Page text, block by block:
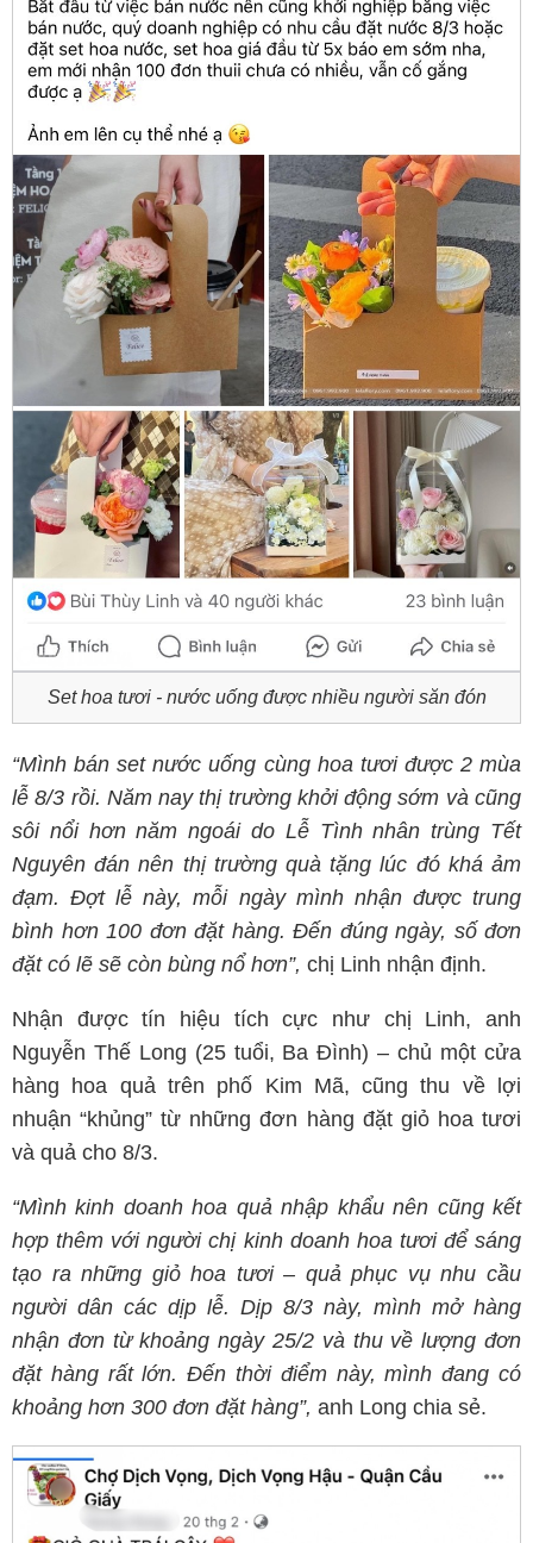
Set hoa tươi - nước uống được nhiều người săn đón
“Mình bán set nước uống cùng hoa tươi được 2 mùa
lễ 8/3 rồi. Năm nay thị trường khởi động sớm và cũng
sôi nổi hơn năm ngoái do Lễ Tình nhân trùng Tết
Nguyên đán nên thị trường quà tặng lúc đó khá ảm
đạm. Đợt lễ này, mỗi ngày mình nhận được trung
bình hơn 100 đơn đặt hàng. Đến đúng ngày, số đơn
đặt có lẽ sẽ còn bùng nổ hơn”, chị Linh nhận định.
Nhận được tín hiệu tích cực như chị Linh, anh
Nguyễn Thế Long (25 tuổi, Ba Đình) – chủ một cửa
hàng hoa quả trên phố Kim Mã, cũng thu về lợi
nhuận “khủng” từ những đơn hàng đặt giỏ hoa tươi
và quả cho 8/3.
“Mình kinh doanh hoa quả nhập khẩu nên cũng kết
hợp thêm với người chị kinh doanh hoa tươi để sáng
tạo ra những giỏ hoa tươi – quả phục vụ nhu cầu
người dân các dịp lễ. Dịp 8/3 này, mình mở hàng
nhận đơn từ khoảng ngày 25/2 và thu về lượng đơn
đặt hàng rất lớn. Đến thời điểm này, mình đang có
khoảng hơn 300 đơn đặt hàng”, anh Long chia sẻ.